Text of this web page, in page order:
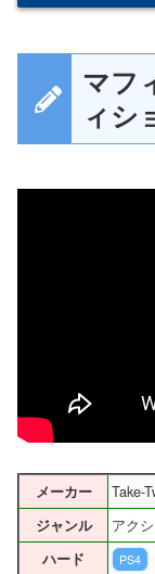
マフ
ィシ
メーカー Take-
ジャンル アク
ハード PS4